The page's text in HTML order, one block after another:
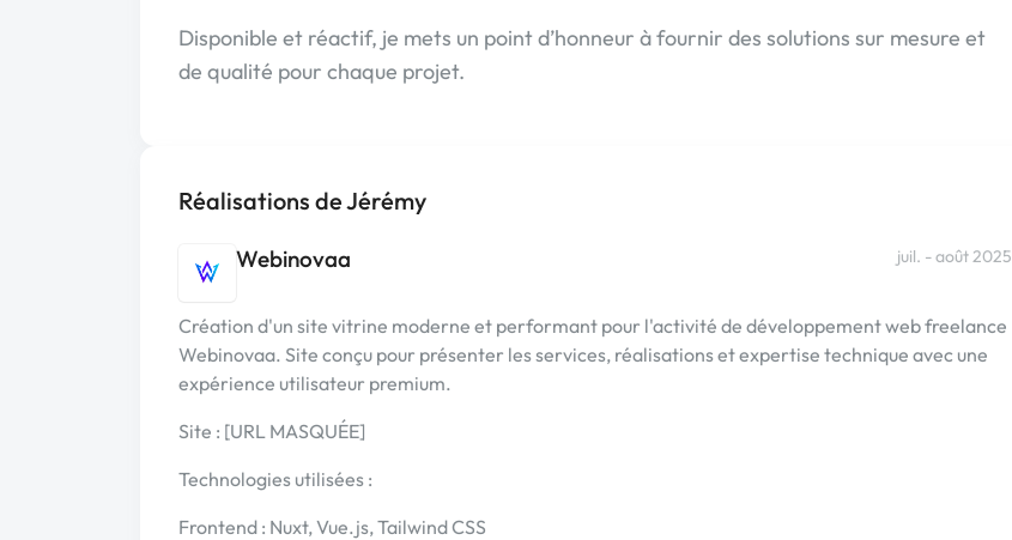
Disponible et réactif, je mets un point d’honneur à fournir des solutions sur mesure et
de qualité pour chaque projet.
Réalisations de Jérémy
Webinovaa juil. - août 2025
Création d'un site vitrine moderne et performant pour l'activité de développement web freelance
Webinovaa. Site conçu pour présenter les services, réalisations et expertise technique avec une
expérience utilisateur premium.
Site : [URL MASQUÉE]
Technologies utilisées :
Frontend : Nuxt, Vue.js, Tailwind CSS